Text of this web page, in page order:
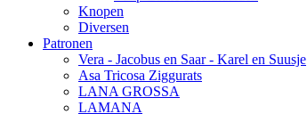
Knopen
Diversen
Patronen
Vera - Jacobus en Saar - Karel en Suusje
Asa Tricosa Ziggurats
LANA GROSSA
LAMANA